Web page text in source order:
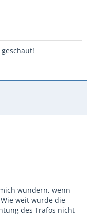
wundern, wenn
weit wurde die
des Trafos nicht